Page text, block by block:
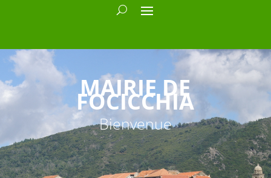
MAIRIE DE
FOCICCHIA
Bienvenue